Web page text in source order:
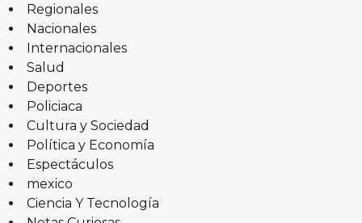
Regionales
Nacionales
Internacionales
Salud
Deportes
Policiaca
Cultura y Sociedad
Política y Economía
Espectáculos
mexico
Ciencia Y Tecnología